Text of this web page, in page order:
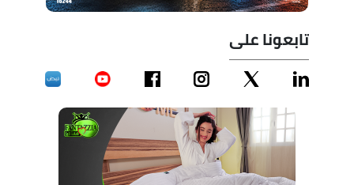
تابعونا على